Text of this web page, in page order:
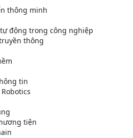
thông minh
động trong công nghiệp
thông
tin
tiện